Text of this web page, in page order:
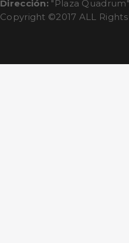
Dirección: "Plaza
Copyright ©2017 ALL